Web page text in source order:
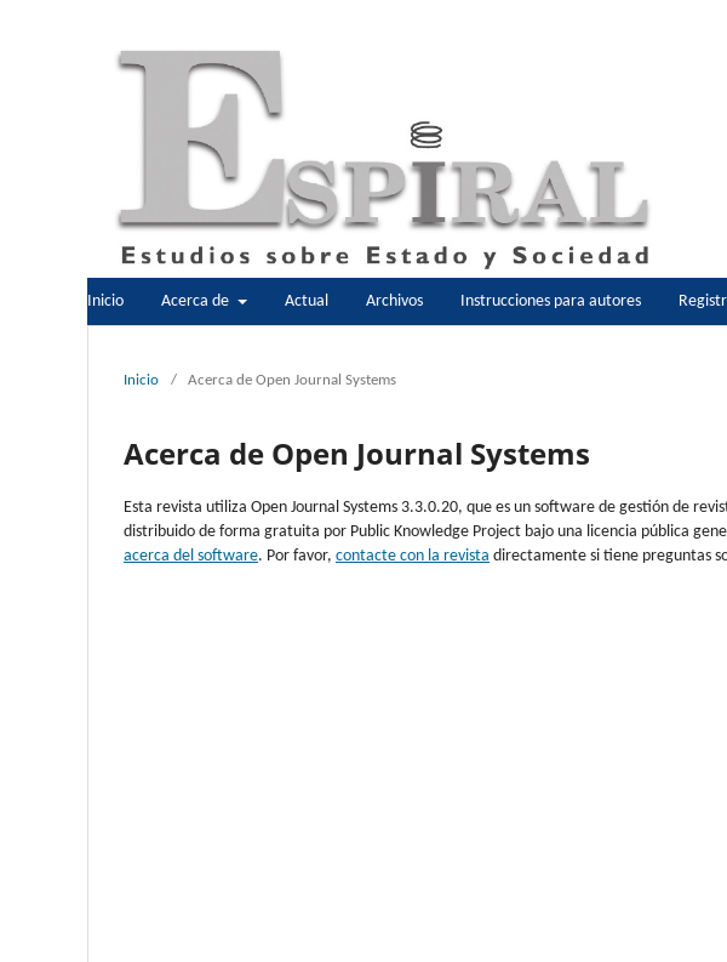
Inicio Acerca de Actual Archivos Instrucciones para autores
Inicio / Acerca de Open Journal Systems
Acerca de Open Journal Systems
Esta revista utiliza Open Journal Systems 3.3.0.20, que es un software de gestión de
distribuido de forma gratuita por Public Knowledge Project bajo una licencia pública
acerca del software. Por favor, contacte con la revista directamente si tiene preguntas